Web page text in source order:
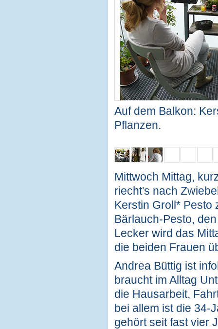
Auf dem Balkon:
Pflanzen.
Mittwoch Mittag,
riecht's nach
Kerstin Groll* Pesto
Bärlauch-Pesto,
Lecker wird das
die beiden Frauen
Andrea Büttig ist
braucht im Alltag
die Hausarbeit,
bei allem ist die 34-
gehört seit fast vier